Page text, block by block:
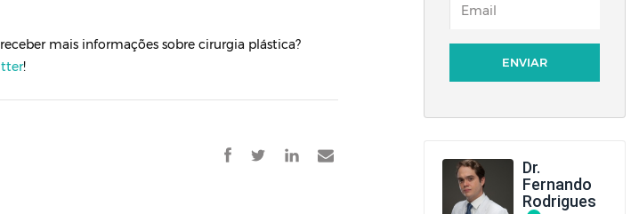
mais informações sobre cirurgia plástica?
!